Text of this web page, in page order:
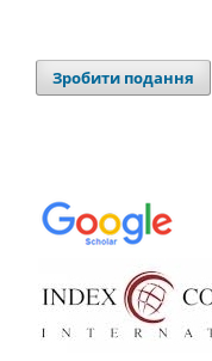
Зробити подання